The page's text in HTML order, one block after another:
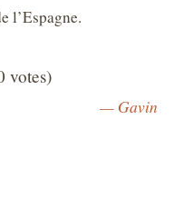
l’Espagne.
votes)
— Gavin